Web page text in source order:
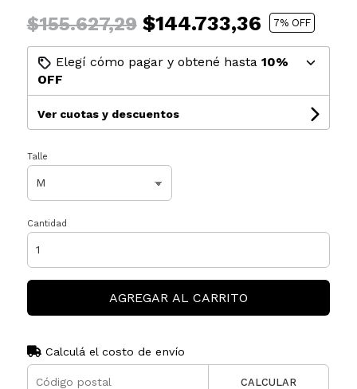
$155.627,29$144.733,36 7% OFF
Elegí cómo pagar y obtené hasta 10%
OFF
Ver cuotas y descuentos
Talle
Cantidad
AGREGAR AL CARRITO
Calculá el costo de envío
CALCULAR